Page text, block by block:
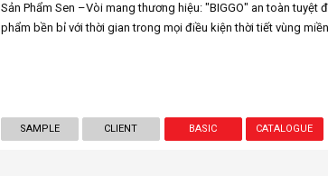
Sản Phẩm Sen –Vòi mang thương hiệu: "BIGGO" an toàn tuyệt
phẩm bền bỉ với thời gian trong mọi điều kiện thời tiết vùng
SAMPLE CLIENT BASIC CATALOGUE